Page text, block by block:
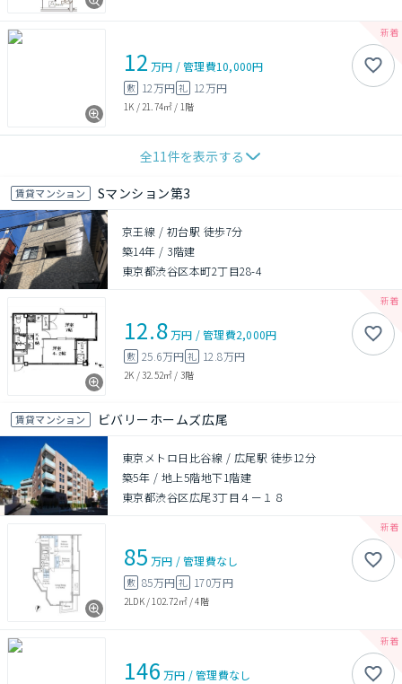
12 万円 /管理費10,000円
敷 12万円 礼 12万円
1K / 21.74㎡ / 1階
全11件を表示する
賃貸マンション Sマンション第3
京王線 / 初台駅 徒歩7分
築14年 / 3階建
東京都渋谷区本町2丁目28-4
12.8万円 /管理費2,000円
敷 25.6万円 礼 12.8万円
2K /32.52㎡ / 3階
賃貸マンション ビバリーホームズ広尾
東京メトロ日比谷線 / 広尾駅 徒歩12分
築5年 / 地上5階地下1階建
東京都渋谷区広尾3丁目４ー１８
85 万円 /管理費なし
敷 85万円 礼 170万円
2LDK/ 102.72㎡/4階
146 万円 /管理費なし